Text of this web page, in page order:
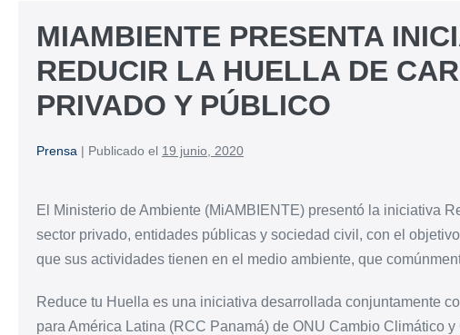
MIAMBIENTE PRESENTA
REDUCIR LA HUELLA DE
PRIVADO Y PÚBLICO
Prensa | Publicado el 19 junio, 2020
El Ministerio de Ambiente (MiAMBIENTE) presentó la iniciativa
sector privado, entidades públicas y sociedad civil, con el
que sus actividades tienen en el medio ambiente, que
Reduce tu Huella es una iniciativa desarrollada conjuntamente
para América Latina (RCC Panamá) de ONU Cambio Climático